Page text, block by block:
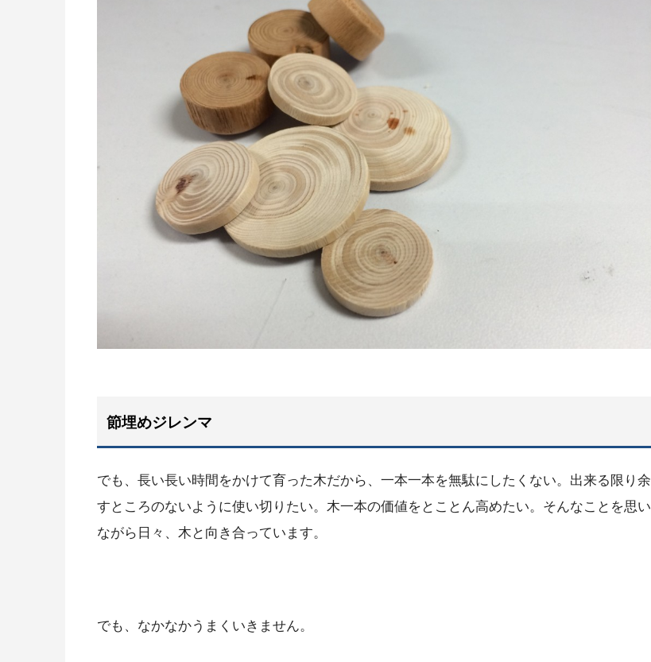
節埋めジレンマ
でも、長い長い時間をかけて育った木だから、一本一本を無駄にしたくない。出来る限り余
すところのないように使い切りたい。木一本の価値をとことん高めたい。そんなことを思い
ながら日々、木と向き合っています。
でも、なかなかうまくいきません。